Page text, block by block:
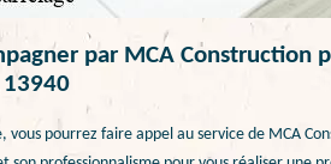
par MCA
13940
pourrez faire appel au service de MCA